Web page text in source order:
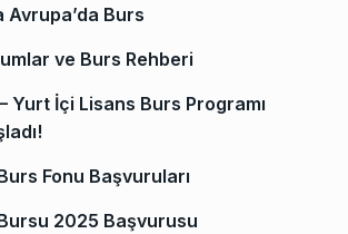
Avrupa’da Burs
ve Burs Rehberi
Yurt İçi Lisans Burs Programı
Fonu Başvuruları
Bursu 2025 Başvurusu